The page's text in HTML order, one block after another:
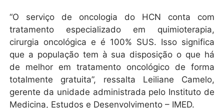
“O serviço de oncologia do HCN conta com
tratamento especializado em quimioterapia,
cirurgia oncológica e é 100% SUS. Isso significa
que a população tem à sua disposição o que há
de melhor em tratamento oncológico de forma
totalmente gratuita”, ressalta Leiliane Camelo,
gerente da unidade administrada pelo Instituto de
Medicina, Estudos e Desenvolvimento – IMED.